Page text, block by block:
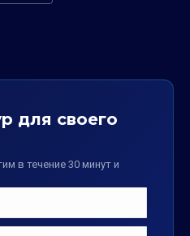
для своего
в течение 30 минут и